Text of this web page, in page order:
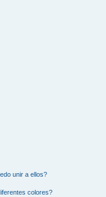
unir a ellos?
colores?